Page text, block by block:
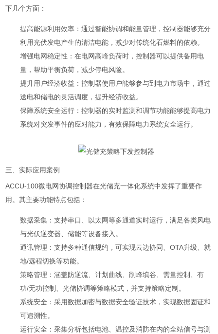
下几个方面：
提高能源利用效率 ：通过智能协调和能量管理，控制器能够充分
利用光伏发电产生的清洁电能，减少对传统化石燃料的依赖。
增强电网稳定性 ：在电网高峰负荷时，控制器可以提供备用电
量，帮助平衡负荷，减少停电风险。
提升用户经济收益 ：控制器使用户能够参与到电力市场中，通过
送电和储电的灵活调度，提升经济收益。
保障系统安全运行 ：控制器的实时监测和调节功能能够提高电力
系统对突发事件的应对能力，有效保障电力系统安全运行。
三、实际应用案例
ACCU-100微电网协调控制器在光储充一体化系统中发挥了重要作
用。其主要功能特点包括：
数据采集 ：支持串口、以太网等多通道实时运行，满足各类风电
与光伏逆变器、储能等设备接入。
通讯管理 ：支持多种通信规约，可实现云边协同、OTA升级、就
地/远程切换等功能。
策略管理 ：涵盖防逆流、计划曲线、削峰填谷、需量控制、有
功/无功控制、光储协调等策略模式，并支持策略定制。
系统安全 ：采用数据加密与数据安全验证技术，实现数据固证和
可追溯性。
运行安全 ：采集分析包括电池、温控及消防在内的全站信号与测